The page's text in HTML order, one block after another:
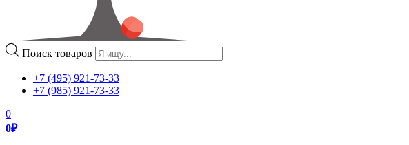
Поиск товаров
+7 (495) 921-73-33
+7 (985) 921-73-33
0
0₽